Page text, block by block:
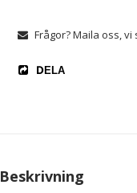
Frågor? Maila oss,
DELA
Beskrivning